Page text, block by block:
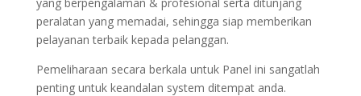
peralatan yang memadai, sehingga siap memberikan
pelayanan terbaik kepada pelanggan.
Pemeliharaan secara berkala untuk Panel ini sangatlah
penting untuk keandalan system ditempat anda.